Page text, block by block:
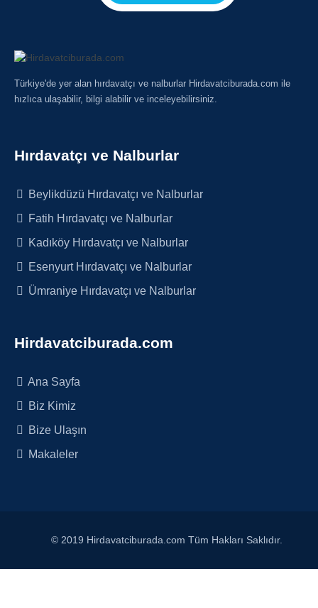
Türkiye'de yer alan hırdavatçı ve nalburlar Hirdavatciburada.com ile
hızlıca ulaşabilir, bilgi alabilir ve inceleyebilirsiniz.
Hırdavatçı ve Nalburlar
Beylikdüzü Hırdavatçı ve Nalburlar
Fatih Hırdavatçı ve Nalburlar
Kadıköy Hırdavatçı ve Nalburlar
Esenyurt Hırdavatçı ve Nalburlar
Ümraniye Hırdavatçı ve Nalburlar
Hirdavatciburada.com
Ana Sayfa
Biz Kimiz
Bize Ulaşın
Makaleler
© 2019 Hirdavatciburada.com Tüm Hakları Saklıdır.